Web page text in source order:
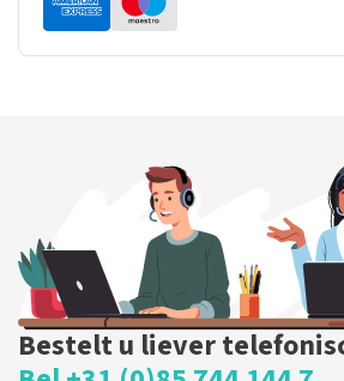
Bestelt u liever